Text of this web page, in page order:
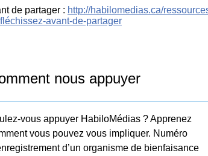
de partager : http://habilomedias.ca/
avant-de-partager
nous appuyer
vous appuyer HabiloMédias ? Apprenez
vous pouvez vous impliquer. Numéro
d’un organisme de bienfaisance